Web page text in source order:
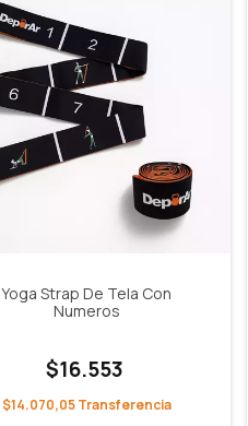
Yoga Strap De Tela Con
Numeros
$16.553
$14.070,05